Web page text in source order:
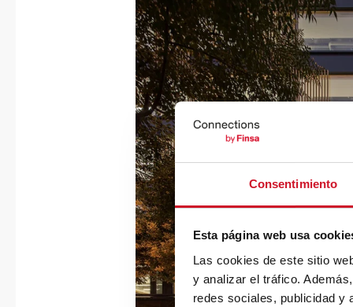
Consentimiento
Esta página web usa
Las cookies de este sitio
y analizar el tráfico.
redes sociales, publicidad y